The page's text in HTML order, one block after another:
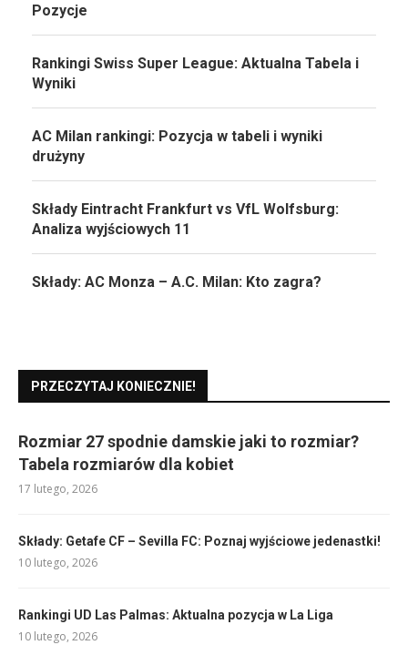
Pozycje
Rankingi Swiss Super League: Aktualna Tabela i
Wyniki
AC Milan rankingi: Pozycja w tabeli i wyniki
drużyny
Składy Eintracht Frankfurt vs VfL Wolfsburg:
Analiza wyjściowych 11
Składy: AC Monza – A.C. Milan: Kto zagra?
PRZECZYTAJ KONIECZNIE!
Rozmiar 27 spodnie damskie jaki to rozmiar?
Tabela rozmiarów dla kobiet
17 lutego, 2026
Składy: Getafe CF – Sevilla FC: Poznaj wyjściowe jedenastki!
10 lutego, 2026
Rankingi UD Las Palmas: Aktualna pozycja w La Liga
10 lutego, 2026